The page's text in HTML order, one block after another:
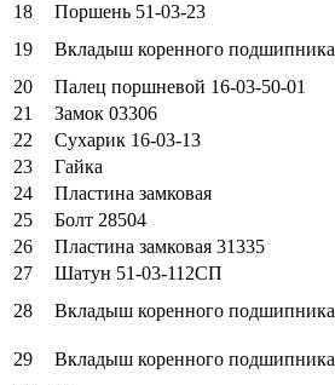
18
Поршень 51-03-23
19
Вкладыш коренного подшипника
20
Палец поршневой 16-03-50-01
21
Замок 03306
22
Сухарик 16-03-13
23
Гайка
24
Пластина замковая
25
Болт 28504
26
Пластина замковая 31335
27
Шатун 51-03-112СП
28
Вкладыш коренного подшипника
29 Вкладыш коренного подшипника